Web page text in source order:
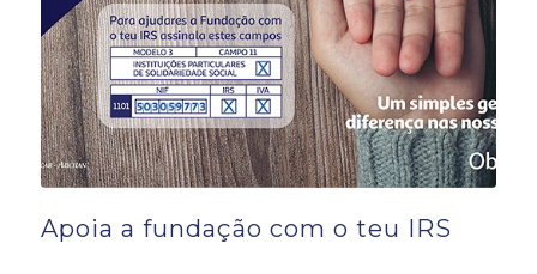
Apoia a fundação com o teu IRS